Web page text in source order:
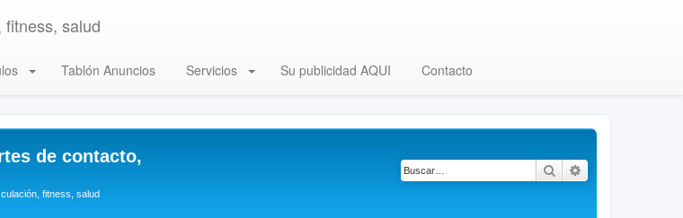
salud
Tablón Anuncios Servicios Su publicidad AQUI Contacto
de contacto,
fitness, salud
Buscar